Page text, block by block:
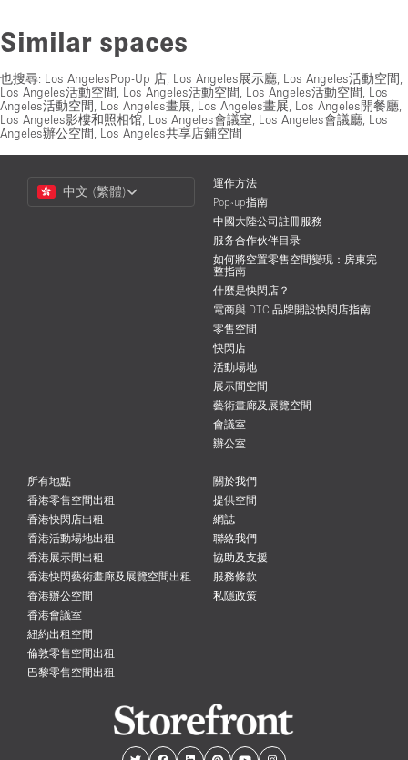
Similar spaces
也搜尋: Los AngelesPop-Up 店 Los Angeles展示廳 Los Angeles活動空間
Los Angeles活動空間 Los Angeles活動空間 Los Angeles活動空間 Los
Angeles活動空間 Los Angeles畫展 Los Angeles畫展 Los Angeles開餐廳
Los Angeles影樓和照相馆 Los Angeles會議室 Los Angeles會議廳 Los
Angeles辦公空間 Los Angeles共享店鋪空間
Choose
Language
中文 (繁體)
運作方法
Pop-up指南
中國大陸公司註冊服務
服务合作伙伴目录
如何將空置零售空間變現：房東完
整指南
什麼是快閃店？
電商與 DTC 品牌開設快閃店指南
零售空間
快閃店
活動場地
展示間空間
藝術畫廊及展覽空間
會議室
辦公室
所有地點
香港零售空間出租
香港快閃店出租
香港活動場地出租
香港展示間出租
香港快閃藝術畫廊及展覽空間出租
香港辦公空間
香港會議室
紐約出租空間
倫敦零售空間出租
巴黎零售空間出租
關於我們
提供空間
網誌
聯絡我們
協助及支援
服務條款
私隱政策